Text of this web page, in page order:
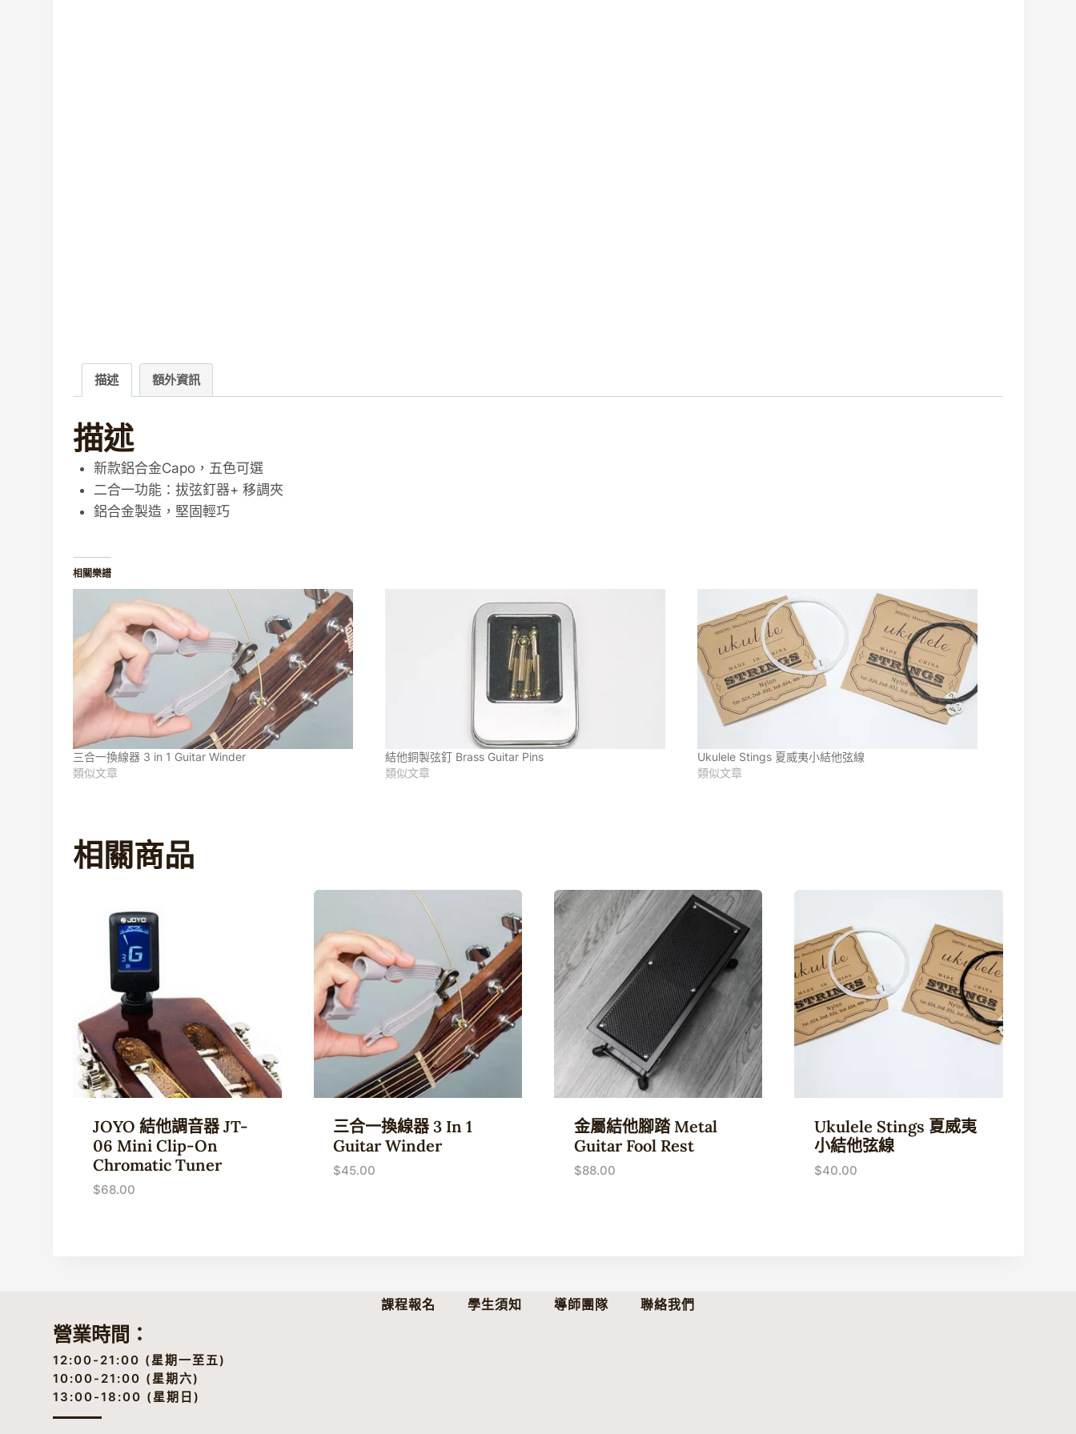
描述 額外資訊
描述
新款鋁合金Capo，五色可選
二合一功能：拔弦釘器+ 移調夾
鋁合金製造，堅固輕巧
相關樂譜
三合一換線器 3 in 1 Guitar Winder
類似文章
結他銅製弦釘 Brass Guitar Pins
類似文章
Ukulele Stings 夏威夷小結他弦線
類似文章
相關商品
JOYO 結他調音器 JT-
06 Mini Clip-On
Chromatic Tuner
$68.00
三合一換線器 3 In 1
Guitar Winder
$45.00
金屬結他腳踏 Metal
Guitar Fool Rest
$88.00
Ukulele Stings 夏威夷
小結他弦線
$40.00
課程報名 學生須知 導師團隊 聯絡我們
營業時間：
12:00-21:00 (星期一至五)
10:00-21:00 (星期六)
13:00-18:00 (星期日)